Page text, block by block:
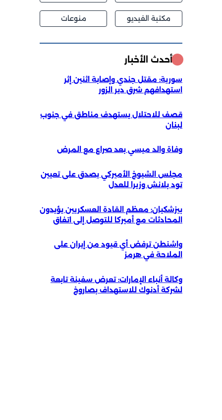
مكتبة الفيديو منوعات
أحدث الأخبار
سورية: مقتل جندي وإصابة اثنين إثر
‏استهدافهم شرق دير الزور
قصف للاحتلال يستهدف مناطق في جنوب
لبنان
وفاة والد ميسي بعد صراع مع المرض
مجلس الشيوخ الأميركي يصدق على تعيين
تود بلانش وزيرا للعدل
بيزشكيان: معظم القادة العسكريين يؤيدون
المحادثات مع أميركا للتوصل إلى اتفاق
واشنطن ترفض أي قيود من إيران على
الملاحة في هرمز
وكالة أنباء الإمارات: تعرض سفينة تابعة
لشركة أدنوك للاستهداف بصاروخ